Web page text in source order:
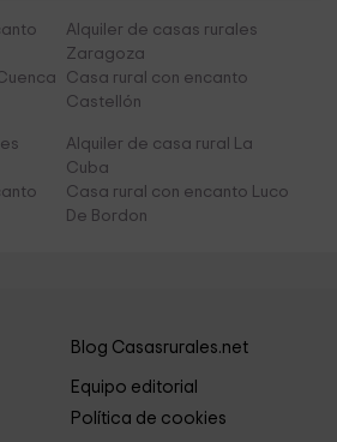
Alquiler de casas rurales
Zaragoza
Casa rural con encanto
Castellón
Alquiler de casa rural La
Cuba
Casa rural con encanto Luco
De Bordon
Blog Casasrurales.net
Equipo editorial
Política de cookies